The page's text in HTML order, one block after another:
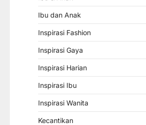
Ibu dan Anak
Inspirasi Fashion
Inspirasi Gaya
Inspirasi Harian
Inspirasi Ibu
Inspirasi Wanita
Kecantikan